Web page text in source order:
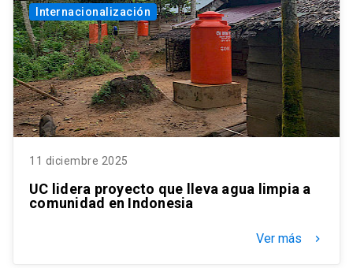
Internacionalización
11 diciembre 2025
UC lidera proyecto que lleva agua limpia a
comunidad en Indonesia
Ver más keyboard_arrow_right